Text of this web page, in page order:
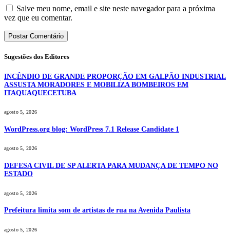
Salve meu nome, email e site neste navegador para a próxima
vez que eu comentar.
Sugestões dos Editores
INCÊNDIO DE GRANDE PROPORÇÃO EM GALPÃO INDUSTRIAL
ASSUSTA MORADORES E MOBILIZA BOMBEIROS EM
ITAQUAQUECETUBA
agosto 5, 2026
WordPress.org blog: WordPress 7.1 Release Candidate 1
agosto 5, 2026
DEFESA CIVIL DE SP ALERTA PARA MUDANÇA DE TEMPO NO
ESTADO
agosto 5, 2026
Prefeitura limita som de artistas de rua na Avenida Paulista
agosto 5, 2026